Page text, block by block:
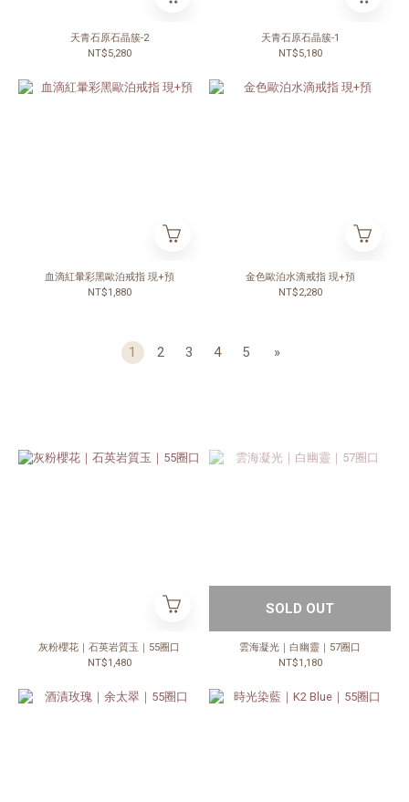
天青石原石晶簇-2
NT$5,280
天青石原石晶簇-1
NT$5,180
血滴紅暈彩黑歐泊戒指 現+預
NT$1,880
金色歐泊水滴戒指 現+預
NT$2,280
1 2 3 4 5 »
灰粉櫻花｜石英岩質玉｜55圈口
NT$1,480
SOLD OUT
雲海凝光｜白幽靈｜57圈口
NT$1,180